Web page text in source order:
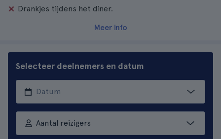
Drankjes tijdens het diner.
Meer info
Selecteer deelnemers en datum
Aantal reizigers